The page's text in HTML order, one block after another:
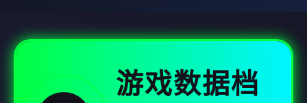
游戏数据档